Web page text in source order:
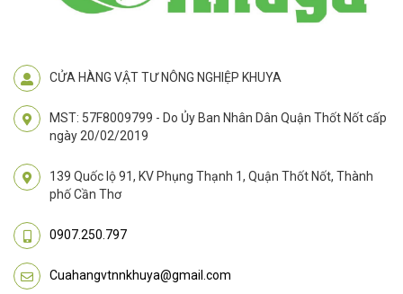
CỬA HÀNG VẬT TƯ NÔNG NGHIỆP KHUYA
MST: 57F8009799 - Do Ủy Ban Nhân Dân Quận Thốt Nốt cấp
ngày 20/02/2019
139 Quốc lộ 91, KV Phụng Thạnh 1, Quận Thốt Nốt, Thành
phố Cần Thơ
0907.250.797
Cuahangvtnnkhuya@gmail.com